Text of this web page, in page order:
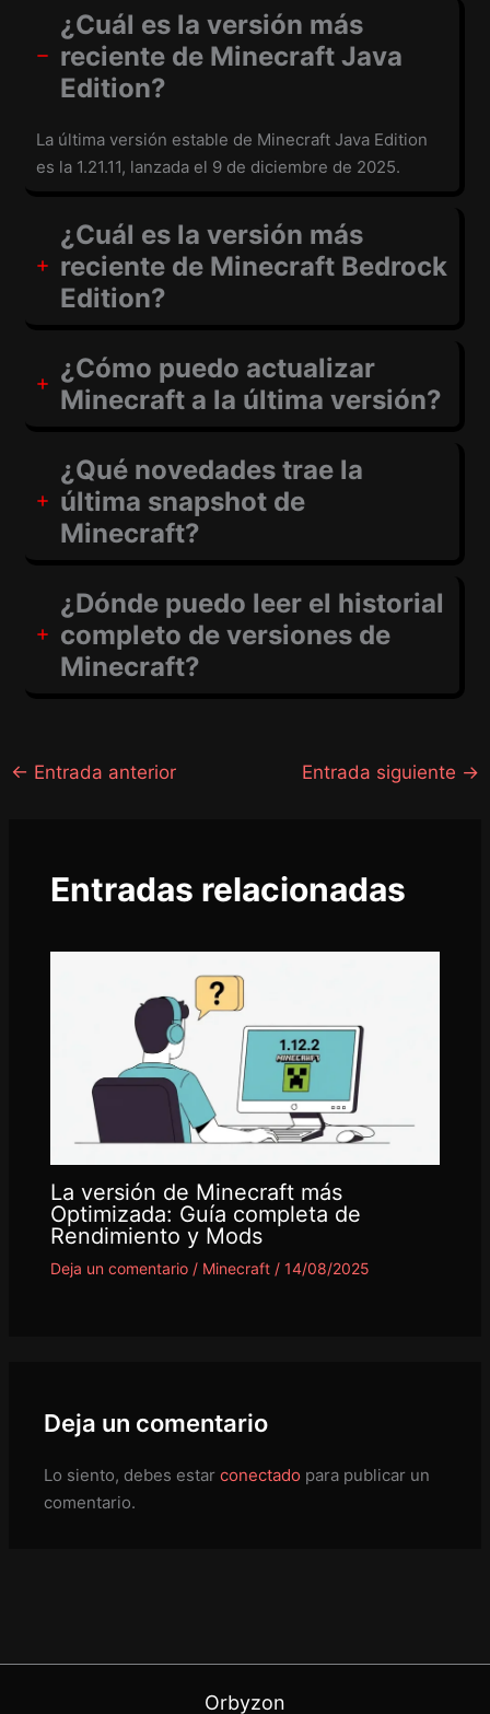
¿Cuál es la versión más
reciente de Minecraft Java
Edition?
La última versión estable de Minecraft Java Edition
es la 1.21.11, lanzada el 9 de diciembre de 2025.
¿Cuál es la versión más
reciente de Minecraft Bedrock
Edition?
¿Cómo puedo actualizar
Minecraft a la última versión?
¿Qué novedades trae la
última snapshot de
Minecraft?
¿Dónde puedo leer el historial
completo de versiones de
Minecraft?
← Entrada anterior Entrada siguiente →
Entradas relacionadas
La versión de Minecraft más
Optimizada: Guía completa de
Rendimiento y Mods
Deja un comentario / Minecraft/ 14/08/2025
Deja un comentario
Lo siento, debes estarconectado para publicar un
comentario.
Orbyzon